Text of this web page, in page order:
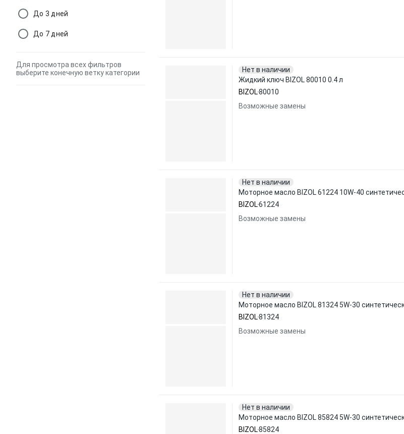
До 3 дней
До 7 дней
Для просмотра всех фильтров
выберите конечную ветку категории
Нет в наличии
Жидкий ключ BIZOL 80010 0.4 л
BIZOL80010
Возможные замены
Нет в наличии
Моторное масло BIZOL 61224 10W-40
BIZOL61224
Возможные замены
Нет в наличии
Моторное масло BIZOL 81324 5W-30
BIZOL81324
Возможные замены
Нет в наличии
Моторное масло BIZOL 85824 5W-30
BIZOL85824